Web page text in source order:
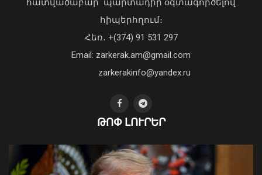
Երևանում մեկ օրում պահպանվող
հատուկ տարածք է տեղափոխվել 34
դեմ ծանր պայքարում»․ կյանքից
հեռացել է Արսեն Ասլանյանը
04 Օգոստոս, 2026 19:12
հատվածաբար՝ պարտադիր օգտագործելով
հիպերհղում։
Հեռ․ +(374) 91 531 297
Email: zarkerak.am@gmail.com
zarkerakinfo@yandex.ru
ԹՈՓ ԼՈՒՐԵՐ